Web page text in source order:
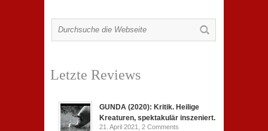
Letzte Reviews
GUNDA (2020): Kritik. Heilige
Kreaturen, spektakulär inszeniert.
21. April 2021, 2 Comments